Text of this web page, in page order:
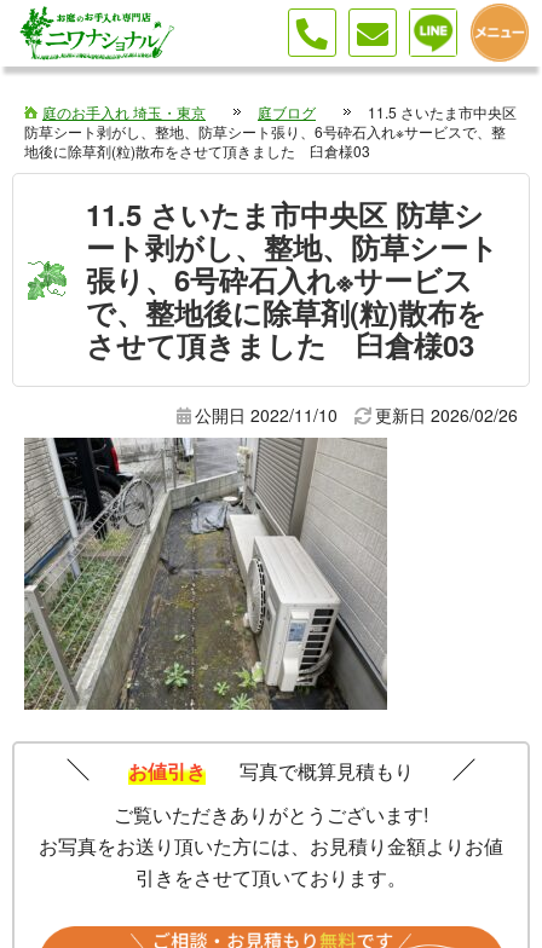
庭のお手入れ 埼玉・東京 庭ブログ
11.5 さいたま市中央区
防草シート剥がし、整地、防草シート張り、6号砕石入れ※サービスで、整
地後に除草剤(粒)散布をさせて頂きました 臼倉様03
11.5 さいたま市中央区 防草シ
ート剥がし、整地、防草シート
張り、6号砕石入れ※サービス
で、整地後に除草剤(粒)散布を
させて頂きました 臼倉様03
公開日 2022/11/10 更新日 2026/02/26
お値引き
写真で概算見積もり
ご覧いただきありがとうございます!
お写真をお送り頂いた方には、お見積り金額よりお値
引きをさせて頂いております。